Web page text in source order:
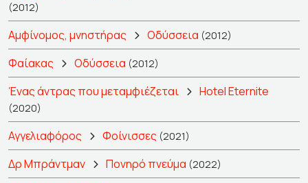
(2012)
Αμφίνομος, μνηστήρας Οδύσσεια (2012)
Φαίακας Οδύσσεια (2012)
Ένας άντρας που μεταμφιέζεται Hotel Eternite
(2020)
Αγγελιαφόρος Φοίνισσες (2021)
Δρ Μπράντμαν Πονηρό πνεύμα (2022)